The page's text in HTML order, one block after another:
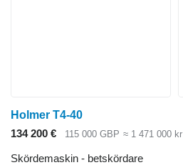
Holmer T4-40
134 200 €
115 000 GBP ≈ 1 471 000 kr
Skördemaskin - betskördare